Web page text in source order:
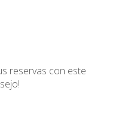
reservas con este